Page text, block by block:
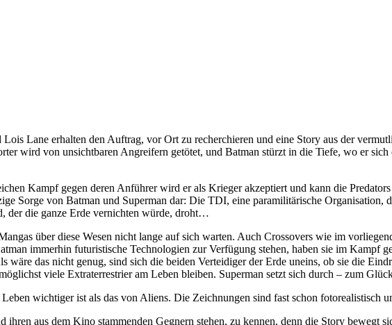
Lane erhalten den Auftrag, vor Ort zu recherchieren und eine Story aus der
wird von unsichtbaren Angreifern getötet, und Batman stürzt in die Tiefe, wo er
Kampf gegen deren Anführer wird er als Krieger akzeptiert und kann die
Sorge von Batman und Superman dar: Die TDI, eine paramilitärische Organisation,
der die ganze Erde vernichten würde, droht…
über diese Wesen nicht lange auf sich warten. Auch Crossovers wie im
immerhin futuristische Technologien zur Verfügung stehen, haben sie im Kampf
das nicht genug, sind sich die beiden Verteidiger der Erde uneins, ob sie die
viele Extraterrestrier am Leben bleiben. Superman setzt sich durch – zum
wichtiger ist als das von Aliens. Die Zeichnungen sind fast schon fotorealistisch
aus dem Kino stammenden Gegnern stehen, zu kennen, denn die Story bewegt